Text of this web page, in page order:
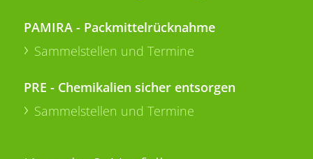
PAMIRA - Packmittelrücknahme
Sammelstellen und Termine
PRE - Chemikalien sicher entsorgen
Sammelstellen und Termine